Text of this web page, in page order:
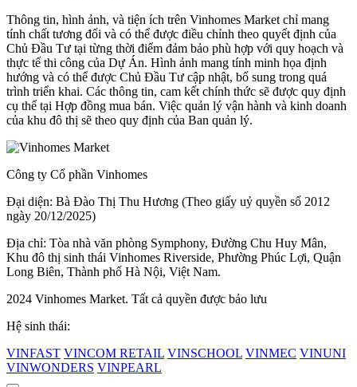
Thông tin, hình ảnh, và tiện ích trên Vinhomes Market chỉ mang
tính chất tương đối và có thể được điều chỉnh theo quyết định của
Chủ Đầu Tư tại từng thời điểm đảm bảo phù hợp với quy hoạch và
thực tế thi công của Dự Án. Hình ảnh mang tính minh họa định
hướng và có thể được Chủ Đầu Tư cập nhật, bổ sung trong quá
trình triển khai. Các thông tin, cam kết chính thức sẽ được quy định
cụ thể tại Hợp đồng mua bán. Việc quản lý vận hành và kinh doanh
của khu đô thị sẽ theo quy định của Ban quản lý.
Công ty Cổ phần Vinhomes
Đại diện: Bà Đào Thị Thu Hương (Theo giấy uỷ quyền số 2012
ngày 20/12/2025)
Địa chỉ: Tòa nhà văn phòng Symphony, Đường Chu Huy Mân,
Khu đô thị sinh thái Vinhomes Riverside, Phường Phúc Lợi, Quận
Long Biên, Thành phố Hà Nội, Việt Nam.
2024 Vinhomes Market. Tất cả quyền được bảo lưu
Hệ sinh thái:
VINFAST VINCOM RETAIL VINSCHOOL VINMEC VINUNI
VINWONDERS VINPEARL